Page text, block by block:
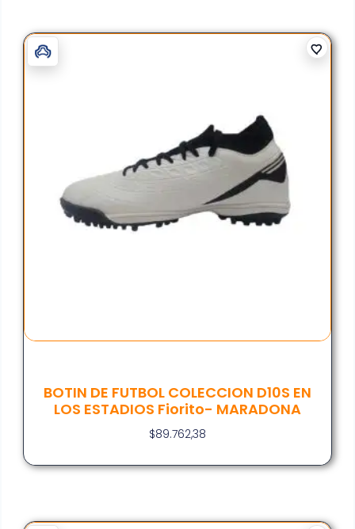
BOTIN DE FUTBOL COLECCION D10S EN
LOS ESTADIOS Fiorito- MARADONA
$89.762,38